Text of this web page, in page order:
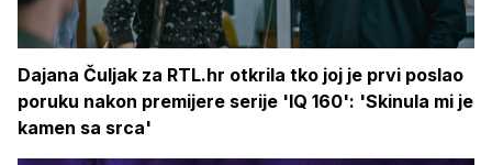
Dajana Čuljak za RTL.hr otkrila tko joj je prvi poslao
poruku nakon premijere serije 'IQ 160': 'Skinula mi je
kamen sa srca'